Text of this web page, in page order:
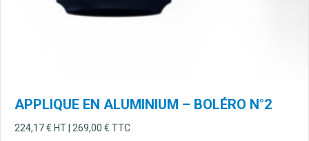
APPLIQUE EN ALUMINIUM – BOLÉRO N°2
224,17€ HT | 269,00 € TTC